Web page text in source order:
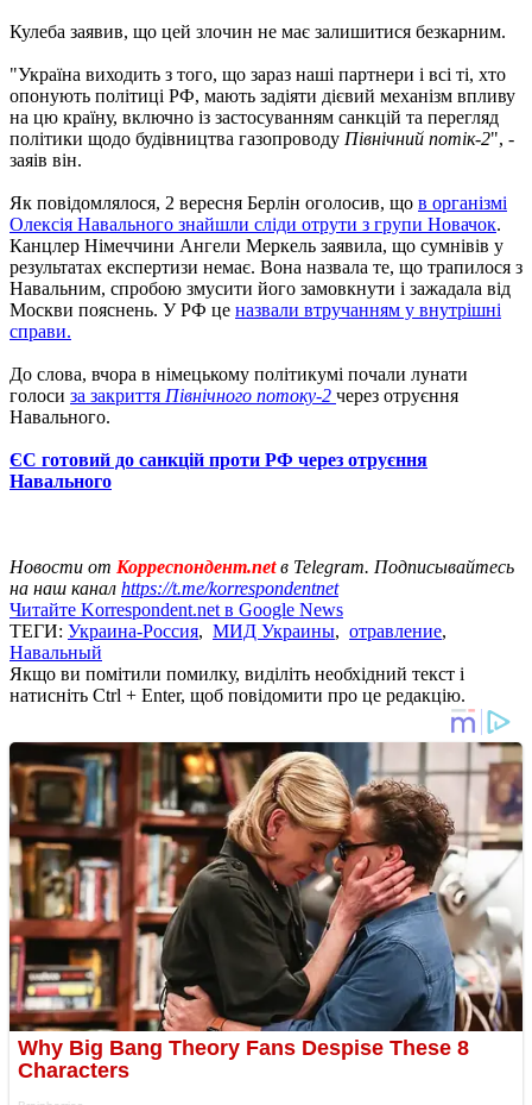
Кулеба заявив, що цей злочин не має залишитися безкарним.
"Україна виходить з того, що зараз наші партнери і всі ті, хто
опонують політиці РФ, мають задіяти дієвий механізм впливу
на цю країну, включно із застосуванням санкцій та перегляд
політики щодо будівництва газопроводу Північний потік-2", -
заяів він.
Як повідомлялося, 2 вересня Берлін оголосив, що в організмі
Олексія Навального знайшли сліди отрути з групи Новачок.
Канцлер Німеччини Ангели Меркель заявила, що сумнівів у
результатах експертизи немає. Вона назвала те, що трапилося з
Навальним, спробою змусити його замовкнути і зажадала від
Москви пояснень. У РФ це назвали втручанням у внутрішні
справи.
До слова, вчора в німецькому політикумі почали лунати
голоси за закриття Північного потоку-2 через отруєння
Навального.
ЄС готовий до санкцій проти РФ через отруєння
Навального
Новости от Корреспондент.netв Telegram. Подписывайтесь
на наш канал https://t.me/korrespondentnet
Читайте Korrespondent.net в Google News
ТЕГИ: Украина-Россия, МИД Украины, отравление,
Навальный
Якщо ви помітили помилку, виділіть необхідний текст і
натисніть Ctrl + Enter, щоб повідомити про це редакцію.